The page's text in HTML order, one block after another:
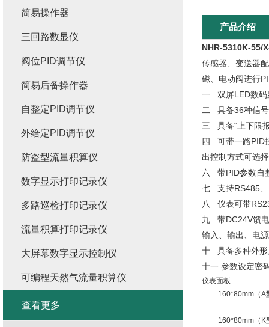
产品介绍
NHR-5310K-55/
传感器、变送器
磁、电动阀进行
一 双屏LED数码
二 具备36种信号
三 具备“上下限
四 可带一路PID
出控制方式可选
六 带PID参数自
七 支持RS485、
八 仪表可带
九 带DC24V馈
输入、输出、电
十 具备多种外形
十一 参数设定密
仪表面板
160*80mm（A
160*80mm（K
简易操作器
三回路数显仪
阀位PID调节仪
简易后备操作器
自整定PID调节仪
外给定PID调节仪
防盗型流量积算仪
数字显示打印记录仪
多路巡检打印记录仪
流量积算打印记录仪
大屏幕数字显示控制仪
可编程天然气流量积算仪
查看更多